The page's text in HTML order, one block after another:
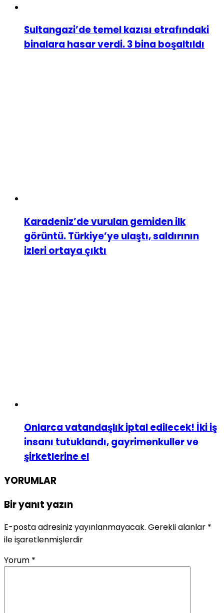
Sultangazi’de temel kazısı etrafındaki
binalara hasar verdi. 3 bina boşaltıldı
Karadeniz’de vurulan gemiden ilk
görüntü. Türkiye’ye ulaştı, saldırının
izleri ortaya çıktı
Onlarca vatandaşlık iptal edilecek! İki iş
insanı tutuklandı, gayrimenkuller ve
şirketlerine el
YORUMLAR
Bir yanıt yazın
E-posta adresiniz yayınlanmayacak. Gerekli alanlar *
ile işaretlenmişlerdir
Yorum *